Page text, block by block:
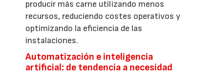
producir más carne utilizando menos
recursos, reduciendo costes operativos y
optimizando la eficiencia de las
instalaciones.
Automatización e inteligencia
artificial: de tendencia a necesidad